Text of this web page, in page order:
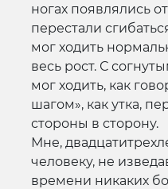
ногах появлялись
перестали
мог ходить
весь рост. С
мог ходить, как
шагом», как утка,
стороны в сторону.
Мне,
человеку, не
времени никаких